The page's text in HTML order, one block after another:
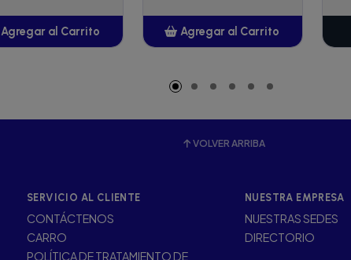
Agregar al Carrito Agregar al Carrito
VOLVER ARRIBA
SERVICIO AL CLIENTE
CONTÁCTENOS
CARRO
POLÍTICA DE TRATAMIENTO DE
NUESTRA EMPRESA
NUESTRAS SEDES
DIRECTORIO